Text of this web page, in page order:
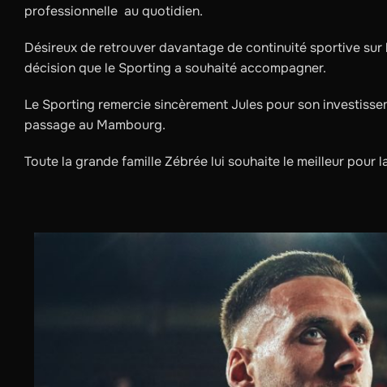
professionnelle au quotidien.
Désireux de retrouver davantage de continuité sportive
décision que le Sporting a souhaité accompagner.
Le Sporting remercie sincèrement Jules pour son
passage au Mambourg.
Toute la grande famille Zébrée lui souhaite le meilleur pour